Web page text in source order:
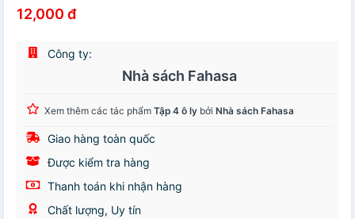
12,000 đ
Công ty:
Nhà sách Fahasa
Xem thêm các tác phẩm Tập 4 ô ly bởi Nhà sách Fahasa
Giao hàng toàn quốc
Được kiểm tra hàng
Thanh toán khi nhận hàng
Chất lượng, Uy tín